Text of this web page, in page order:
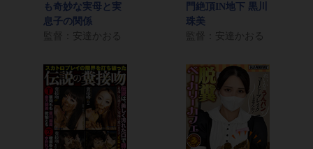
も奇妙な実母と実
息子の関係
監督：安達かおる
門絶頂IN地下 黒川
珠美
監督：安達かおる